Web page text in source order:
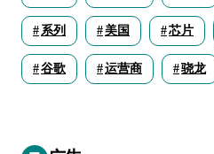
系列 美国 芯片
谷歌 运营商 骁龙